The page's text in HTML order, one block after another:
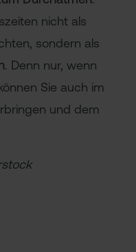
nicht als
sondern als
. Denn nur, wenn
Sie auch im
und dem